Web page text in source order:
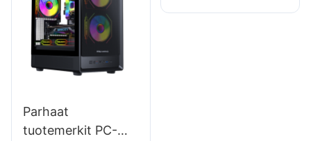
Parhaat
tuotemerkit PC-
kokoamiseen